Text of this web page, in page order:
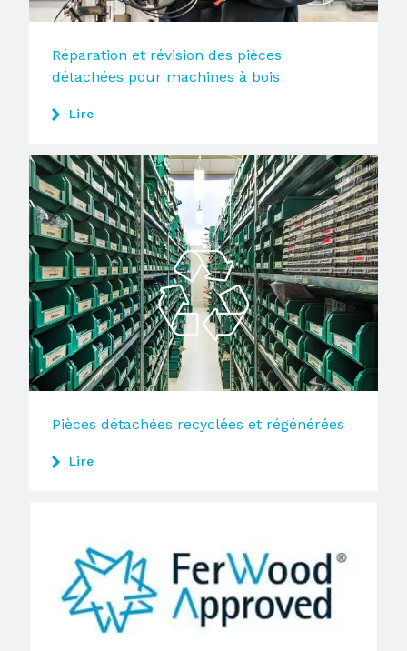
Réparation et révision des pièces
détachées pour machines à bois
Lire
Pièces détachées recyclées et régénérées
Lire